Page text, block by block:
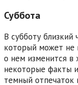
Суббота
В субботу близкий
который может не
о нем изменится в
некоторые факты
темный отпечаток